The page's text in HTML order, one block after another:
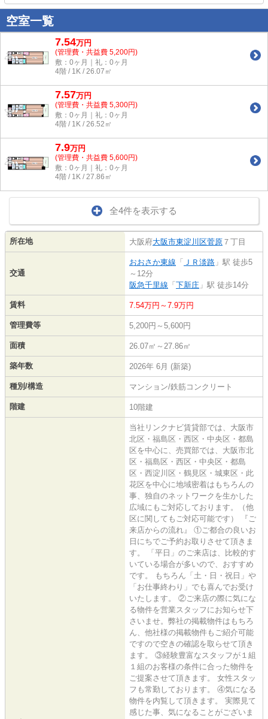
空室一覧
7.54万円
(管理費・共益費 5,200円)
敷：0ヶ月｜礼：0ヶ月
4階 / 1K / 26.07㎡
7.57万円
(管理費・共益費 5,300円)
敷：0ヶ月｜礼：0ヶ月
4階 / 1K / 26.52㎡
7.9万円
(管理費・共益費 5,600円)
敷：0ヶ月｜礼：0ヶ月
4階 / 1K / 27.86㎡
全4件を表示する
所在地 大阪府大阪市東淀川区菅原 ７丁目
交通
おおさか東線 「 ＪＲ淡路 」駅 徒歩5
～12分
阪急千里線 「 下新庄 」駅 徒歩14分
賃料 7.54万円～7.9万円
管理費等 5,200円～5,600円
面積 26.07㎡～27.86㎡
築年数 2026年 6月 (新築)
種別/構造 マンション/鉄筋コンクリート
階建 10階建
当社リンクナビ賃貸部では、大阪市
北区・福島区・西区・中央区・都島
区を中心に、売買部では、大阪市北
区・福島区・西区・中央区・都島
区・西淀川区・鶴見区・城東区・此
花区を中心に地域密着はもちろんの
事、独自のネットワークを生かした
広域にもご対応しております。（他
区に関してもご対応可能です） 『ご
来店からの流れ』 ①ご都合の良いお
日にちでご予約お取りさせて頂きま
す。 「平日」のご来店は、比較的す
いている場合が多いので、おすすめ
です。 もちろん「土・日・祝日」や
「お仕事終わり」でも喜んでお受け
いたします。 ②ご来店の際に気にな
る物件を営業スタッフにお知らせ下
さいませ。弊社の掲載物件はもちろ
ん、他社様の掲載物件もご紹介可能
ですので空きの確認を取らせて頂き
ます。 ③経験豊富なスタッフが１組
１組のお客様の条件に合った物件を
ご提案させて頂きます。 女性スタッ
フも常勤しております。 ④気になる
物件を内覧して頂きます。 実際見て
感じた事、気になることがございま